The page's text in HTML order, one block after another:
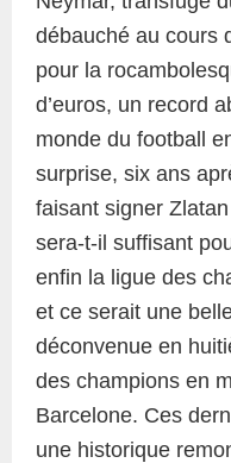
débauché au cours
pour la
d’euros, un record
monde du football
surprise, six ans
faisant signer
sera-t-il suffisant
enfin la ligue des
et ce serait une
déconvenue en
des champions en
Barcelone. Ces
une historique